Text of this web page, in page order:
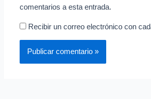
comentarios a esta entrada.
Recibir un correo electrónico con